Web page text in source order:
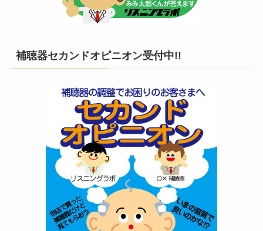
補聴器セカンドオピニオン受付中!!